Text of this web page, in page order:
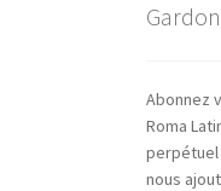
Abonnez
Roma
perpétuel
nous